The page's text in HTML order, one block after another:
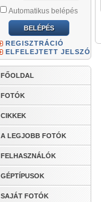
Automatikus belépés
REGISZTRÁCIÓ
ELFELEJTETT JELSZÓ
FŐOLDAL
FOTÓK
CIKKEK
A LEGJOBB FOTÓK
FELHASZNÁLÓK
GÉPTÍPUSOK
SAJÁT FOTÓK